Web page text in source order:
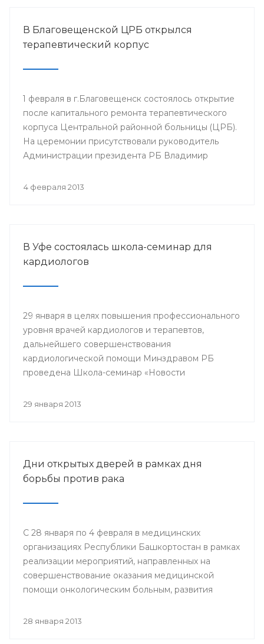
В Благовещенской ЦРБ открылся
терапевтический корпус
1 февраля в г.Благовещенск состоялось открытие
после капитального ремонта терапевтического
корпуса Центральной районной больницы (ЦРБ).
На церемонии присутствовали руководитель
Администрации президента РБ Владимир
Шебаев, глава администрации МР
4 февраля 2013
В Уфе состоялась школа-семинар для
кардиологов
29 января в целях повышения профессионального
уровня врачей кардиологов и терапевтов,
дальнейшего совершенствования
кардиологической помощи Минздравом РБ
проведена Школа-семинар «Новости
29 января 2013
Дни открытых дверей в рамках дня
борьбы против рака
С 28 января по 4 февраля в медицинских
организациях Республики Башкортостан в рамках
реализации мероприятий, направленных на
совершенствование оказания медицинской
помощи онкологическим больным, развития
поддержки инициативы «Международного союза
28 января 2013